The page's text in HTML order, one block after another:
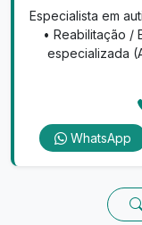
Especialista em
• ⁠Reabilitação /
especializada
WhatsApp